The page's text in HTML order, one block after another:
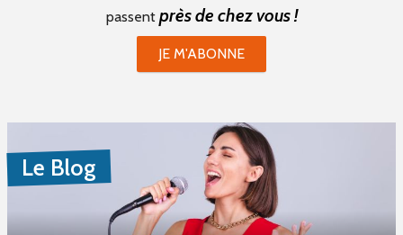
passent près de chez vous !
JE M'ABONNE
Le Blog